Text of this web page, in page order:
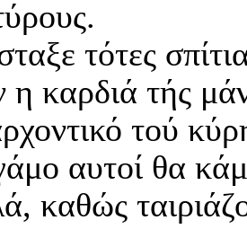
τότες
η καρδιά τής
τού
αυτοί θα
καθώς